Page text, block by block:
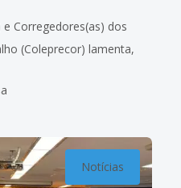
Corregedores(as) dos
(Coleprecor) lamenta,
do Trabalho (TST) Luiz
Notícias